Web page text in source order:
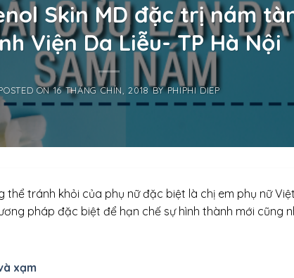
Skin MD đặc trị nám
Viện Da Liễu- TP Hà Nội
ON16 THÁNG CHÍN, 2018BYPHIPHI DIEP
thể tránh khỏi của phụ nữ đặc biệt là chị em phụ nữ
pháp đặc biệt để hạn chế sự hình thành mới cũng
xạm